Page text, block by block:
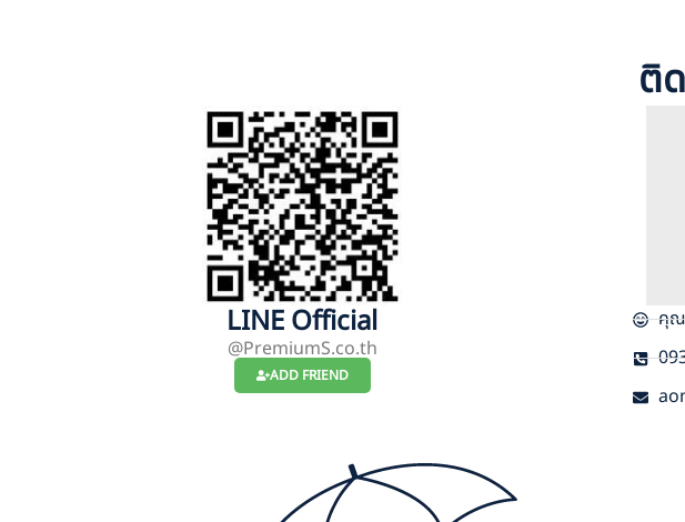
ติ
LINE Official
@PremiumS.co.th
ADD FRIEND
คุณ